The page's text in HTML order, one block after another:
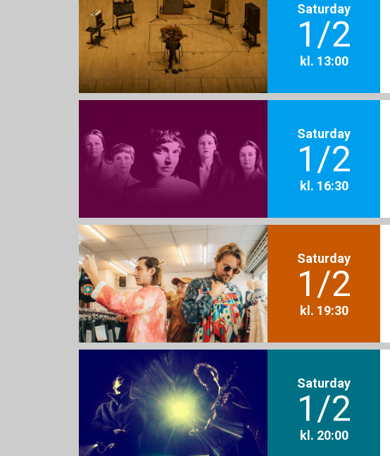
Saturday
1/2
kl. 13:00
Saturday
1/2
kl. 16:30
Saturday
1/2
kl. 19:30
Saturday
1/2
kl. 20:00